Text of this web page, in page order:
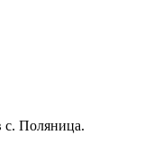
с. Поляница.